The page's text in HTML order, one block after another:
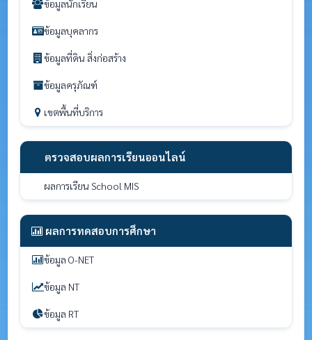
ข้อมูลนักเรียน
ข้อมูลบุคลากร
ข้อมูลที่ดิน สิ่งก่อสร้าง
ข้อมูลครุภัณฑ์
เขตพื้นที่บริการ
ตรวจสอบผลการเรียนออนไลน์
ผลการเรียน School MIS
ผลการทดสอบการศึกษา
ข้อมูล O-NET
ข้อมูล NT
ข้อมูล RT